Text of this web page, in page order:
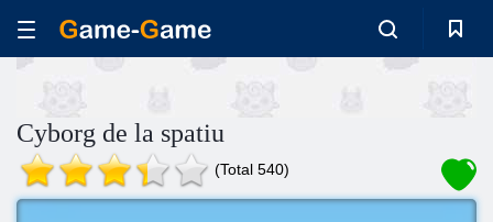
Cyborg de la spatiu
(Total 540)